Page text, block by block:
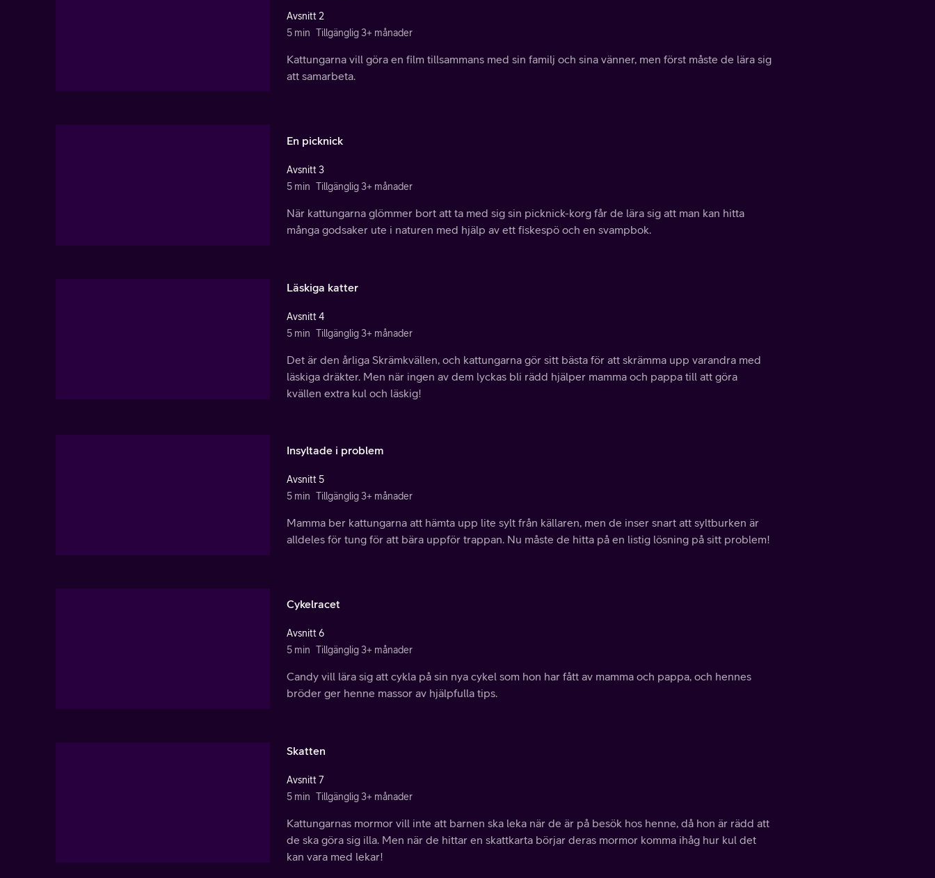
Avsnitt 2
5 min Tillgänglig 3+ månader
Kattungarna vill göra en film tillsammans med sin familj och sina vänner, men först måste de lära sig
att samarbeta.
En picknick
Avsnitt 3
5 min Tillgänglig 3+ månader
När kattungarna glömmer bort att ta med sig sin picknick-korg får de lära sig att man kan hitta
många godsaker ute i naturen med hjälp av ett fiskespö och en svampbok.
Läskiga katter
Avsnitt 4
5 min Tillgänglig 3+ månader
Det är den årliga Skrämkvällen, och kattungarna gör sitt bästa för att skrämma upp varandra med
läskiga dräkter. Men när ingen av dem lyckas bli rädd hjälper mamma och pappa till att göra
kvällen extra kul och läskig!
Insyltade i problem
Avsnitt 5
5 min Tillgänglig 3+ månader
Mamma ber kattungarna att hämta upp lite sylt från källaren, men de inser snart att syltburken är
alldeles för tung för att bära uppför trappan. Nu måste de hitta på en listig lösning på sitt problem!
Cykelracet
Avsnitt 6
5 min Tillgänglig 3+ månader
Candy vill lära sig att cykla på sin nya cykel som hon har fått av mamma och pappa, och hennes
bröder ger henne massor av hjälpfulla tips.
Skatten
Avsnitt 7
5 min Tillgänglig 3+ månader
Kattungarnas mormor vill inte att barnen ska leka när de är på besök hos henne, då hon är rädd att
de ska göra sig illa. Men när de hittar en skattkarta börjar deras mormor komma ihåg hur kul det
kan vara med lekar!